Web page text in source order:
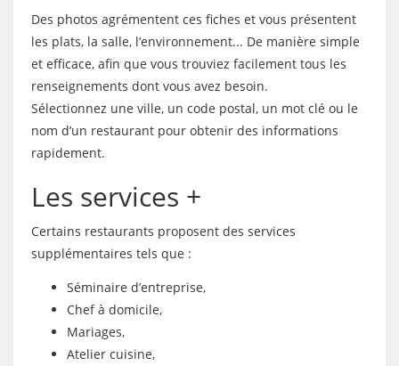
Des photos agrémentent ces fiches et vous présentent
les plats, la salle, l’environnement... De manière simple
et efficace, afin que vous trouviez facilement tous les
renseignements dont vous avez besoin.
Sélectionnez une ville, un code postal, un mot clé ou le
nom d’un restaurant pour obtenir des informations
rapidement.
Les services +
Certains restaurants proposent des services
supplémentaires tels que :
Séminaire d’entreprise,
Chef à domicile,
Mariages,
Atelier cuisine,